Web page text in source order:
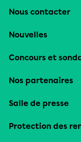
Nous contacter
Nouvelles
Concours et
Nos partenaires
Salle de presse
Protection des